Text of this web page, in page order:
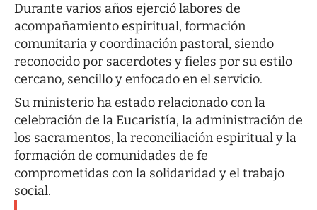
Durante varios años ejerció labores de
acompañamiento espiritual, formación
comunitaria y coordinación pastoral, siendo
reconocido por sacerdotes y fieles por su estilo
cercano, sencillo y enfocado en el servicio.
Su ministerio ha estado relacionado con la
celebración de la Eucaristía, la administración de
los sacramentos, la reconciliación espiritual y la
formación de comunidades de fe
comprometidas con la solidaridad y el trabajo
social.